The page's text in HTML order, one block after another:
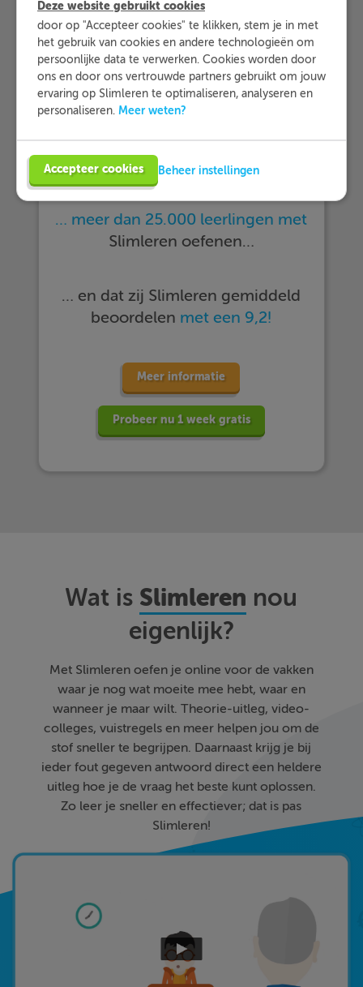
… meer dan 25.000 leerlingen met
Slimleren oefenen…
… en dat zij Slimleren gemiddeld
beoordelen met een 9,2!
Meer informatie
Probeer nu 1 week gratis
Wat is Slimleren nou
eigenlijk?
Met Slimleren oefen je online voor de vakken
waar je nog wat moeite mee hebt, waar en
wanneer je maar wilt. Theorie-uitleg, video-
colleges, vuistregels en meer helpen jou om de
stof sneller te begrijpen. Daarnaast krijg je bij
ieder fout gegeven antwoord direct een heldere
uitleg hoe je de vraag het beste kunt oplossen.
Zo leer je sneller en effectiever; dat is pas
Slimleren!
Deze website gebruikt cookies
door op "Accepteer cookies" te klikken, stem je in met
het gebruik van cookies en andere technologieën om
persoonlijke data te verwerken. Cookies worden door
ons en door ons vertrouwde partners gebruikt om jouw
ervaring op Slimleren te optimaliseren, analyseren en
personaliseren. Meer weten?
Accepteer cookies Beheer instellingen